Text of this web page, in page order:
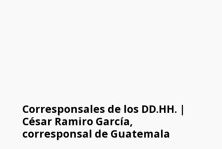
Corresponsales de los DD.HH. |
César Ramiro García,
corresponsal de Guatemala